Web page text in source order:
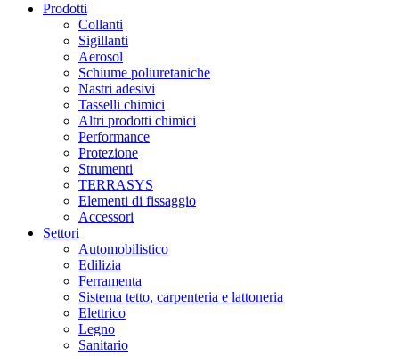
Prodotti
Collanti
Sigillanti
Aerosol
Schiume poliuretaniche
Nastri adesivi
Tasselli chimici
Altri prodotti chimici
Performance
Protezione
Strumenti
TERRASYS
Elementi di fissaggio
Accessori
Settori
Automobilistico
Edilizia
Ferramenta
Sistema tetto, carpenteria e lattoneria
Elettrico
Legno
Sanitario